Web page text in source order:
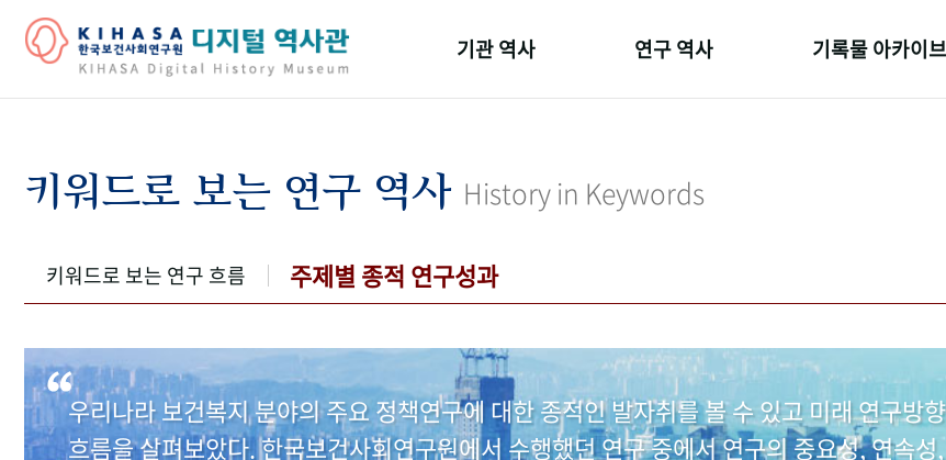
기관 역사
연구원 사람들
연구 역사
키워드로 보는 연구 역사
기록물 아카이브
키워드로 보는 연구 역사 History in Keywords
키워드로 보는 연구 흐름 주제별 종적 연구성과
우리나라 보건복지 분야의 주요 정책연구에 대한 종적인 발자취를 볼 수 있고 미래 연구방
흐름을 살펴보았다. 한국보건사회연구원에서 수행했던 연구 중에서 연구의 중요성, 연속